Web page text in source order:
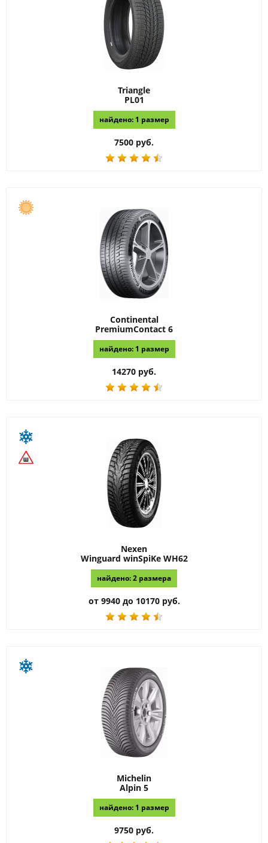
Triangle
PL01
найдено: 1 размер
7500 руб.
Continental
PremiumContact 6
найдено: 1 размер
14270 руб.
Nexen
Winguard winSpiKe WH62
найдено: 2 размера
от 9940 до 10170 руб.
Michelin
Alpin 5
найдено: 1 размер
9750 руб.